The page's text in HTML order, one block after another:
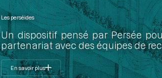
Les perséides
Un dispositif pensé par Persée
partenariat avec des équipes de
En savoir plus